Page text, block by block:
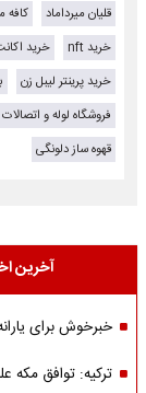
قلیان میرداماد
کافه
خرید nft
خرید
خرید پرینتر لیبل زن
فروشگاه لوله و اتصالات
قهوه ساز دلونگی
آخرین
خبرخوش برای یارانه
ترکیه: توافق مکه